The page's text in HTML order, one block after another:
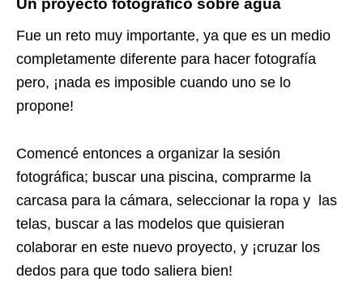
Un proyecto fotográfico sobre agua
Fue un reto muy importante, ya que es un medio
completamente diferente para hacer fotografía
pero, ¡nada es imposible cuando uno se lo
propone!
Comencé entonces a organizar la sesión
fotográfica; buscar una piscina, comprarme la
carcasa para la cámara, seleccionar la ropa y las
telas, buscar a las modelos que quisieran
colaborar en este nuevo proyecto, y ¡cruzar los
dedos para que todo saliera bien!